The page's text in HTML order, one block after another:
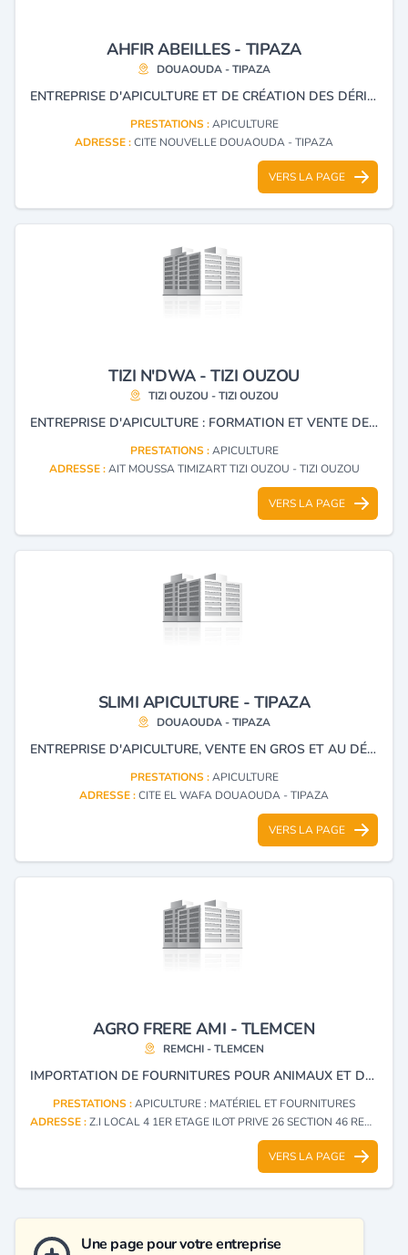
AHFIR ABEILLES - TIPAZA
DOUAOUDA - TIPAZA
ENTREPRISE D'APICULTURE ET DE CRÉATION DES DÉRIVÉ DU MIEL.
PRESTATIONS :APICULTURE
ADRESSE :CITE NOUVELLE DOUAOUDA - TIPAZA
VERS LA PAGE
TIZI N'DWA - TIZI OUZOU
TIZI OUZOU - TIZI OUZOU
ENTREPRISE D'APICULTURE : FORMATION ET VENTE DE PRODUITS DE LA RUCHE ESSAIMS, POLLEN, MIEL, RUCHE, GELÉ ROYALE, MATÉRIEL
PRESTATIONS :APICULTURE
ADRESSE :AIT MOUSSA TIMIZART TIZI OUZOU - TIZI OUZOU
VERS LA PAGE
SLIMI APICULTURE - TIPAZA
DOUAOUDA - TIPAZA
ENTREPRISE D'APICULTURE, VENTE EN GROS ET AU DÉTAIL DE MATÉRIEL ET OUTILLAGE D'APICULTURE, MIEL, GELEE ROYALE, POLLEN, SAVON A BASE DE MIEL ET FORMATION GRATUITE.
PRESTATIONS :APICULTURE
ADRESSE :CITE EL WAFA DOUAOUDA - TIPAZA
VERS LA PAGE
AGRO FRERE AMI - TLEMCEN
REMCHI - TLEMCEN
IMPORTATION DE FOURNITURES POUR ANIMAUX ET DE MATÉRIELS LIÉS AU DOMAINE DE L'APICULTURE.
PRESTATIONS :APICULTURE : MATÉRIEL ET FOURNITURES
ADRESSE :Z.I LOCAL 4 1ER ETAGE ILOT PRIVE 26 SECTION 46 REMCHI - TLEMCEN
VERS LA PAGE
Une page pour votre entreprise